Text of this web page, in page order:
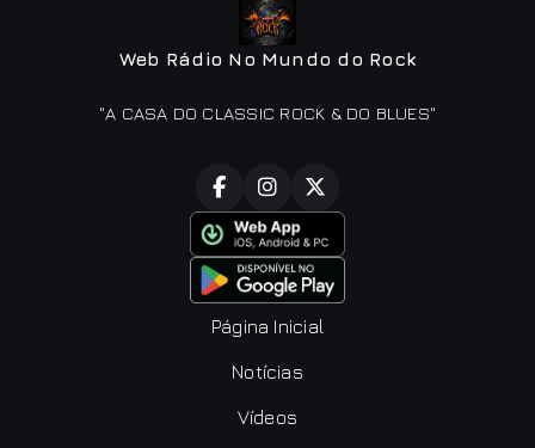
Web Rádio No Mundo do Rock
"A CASA DO CLASSIC ROCK & DO BLUES"
Página Inicial
Notícias
Vídeos